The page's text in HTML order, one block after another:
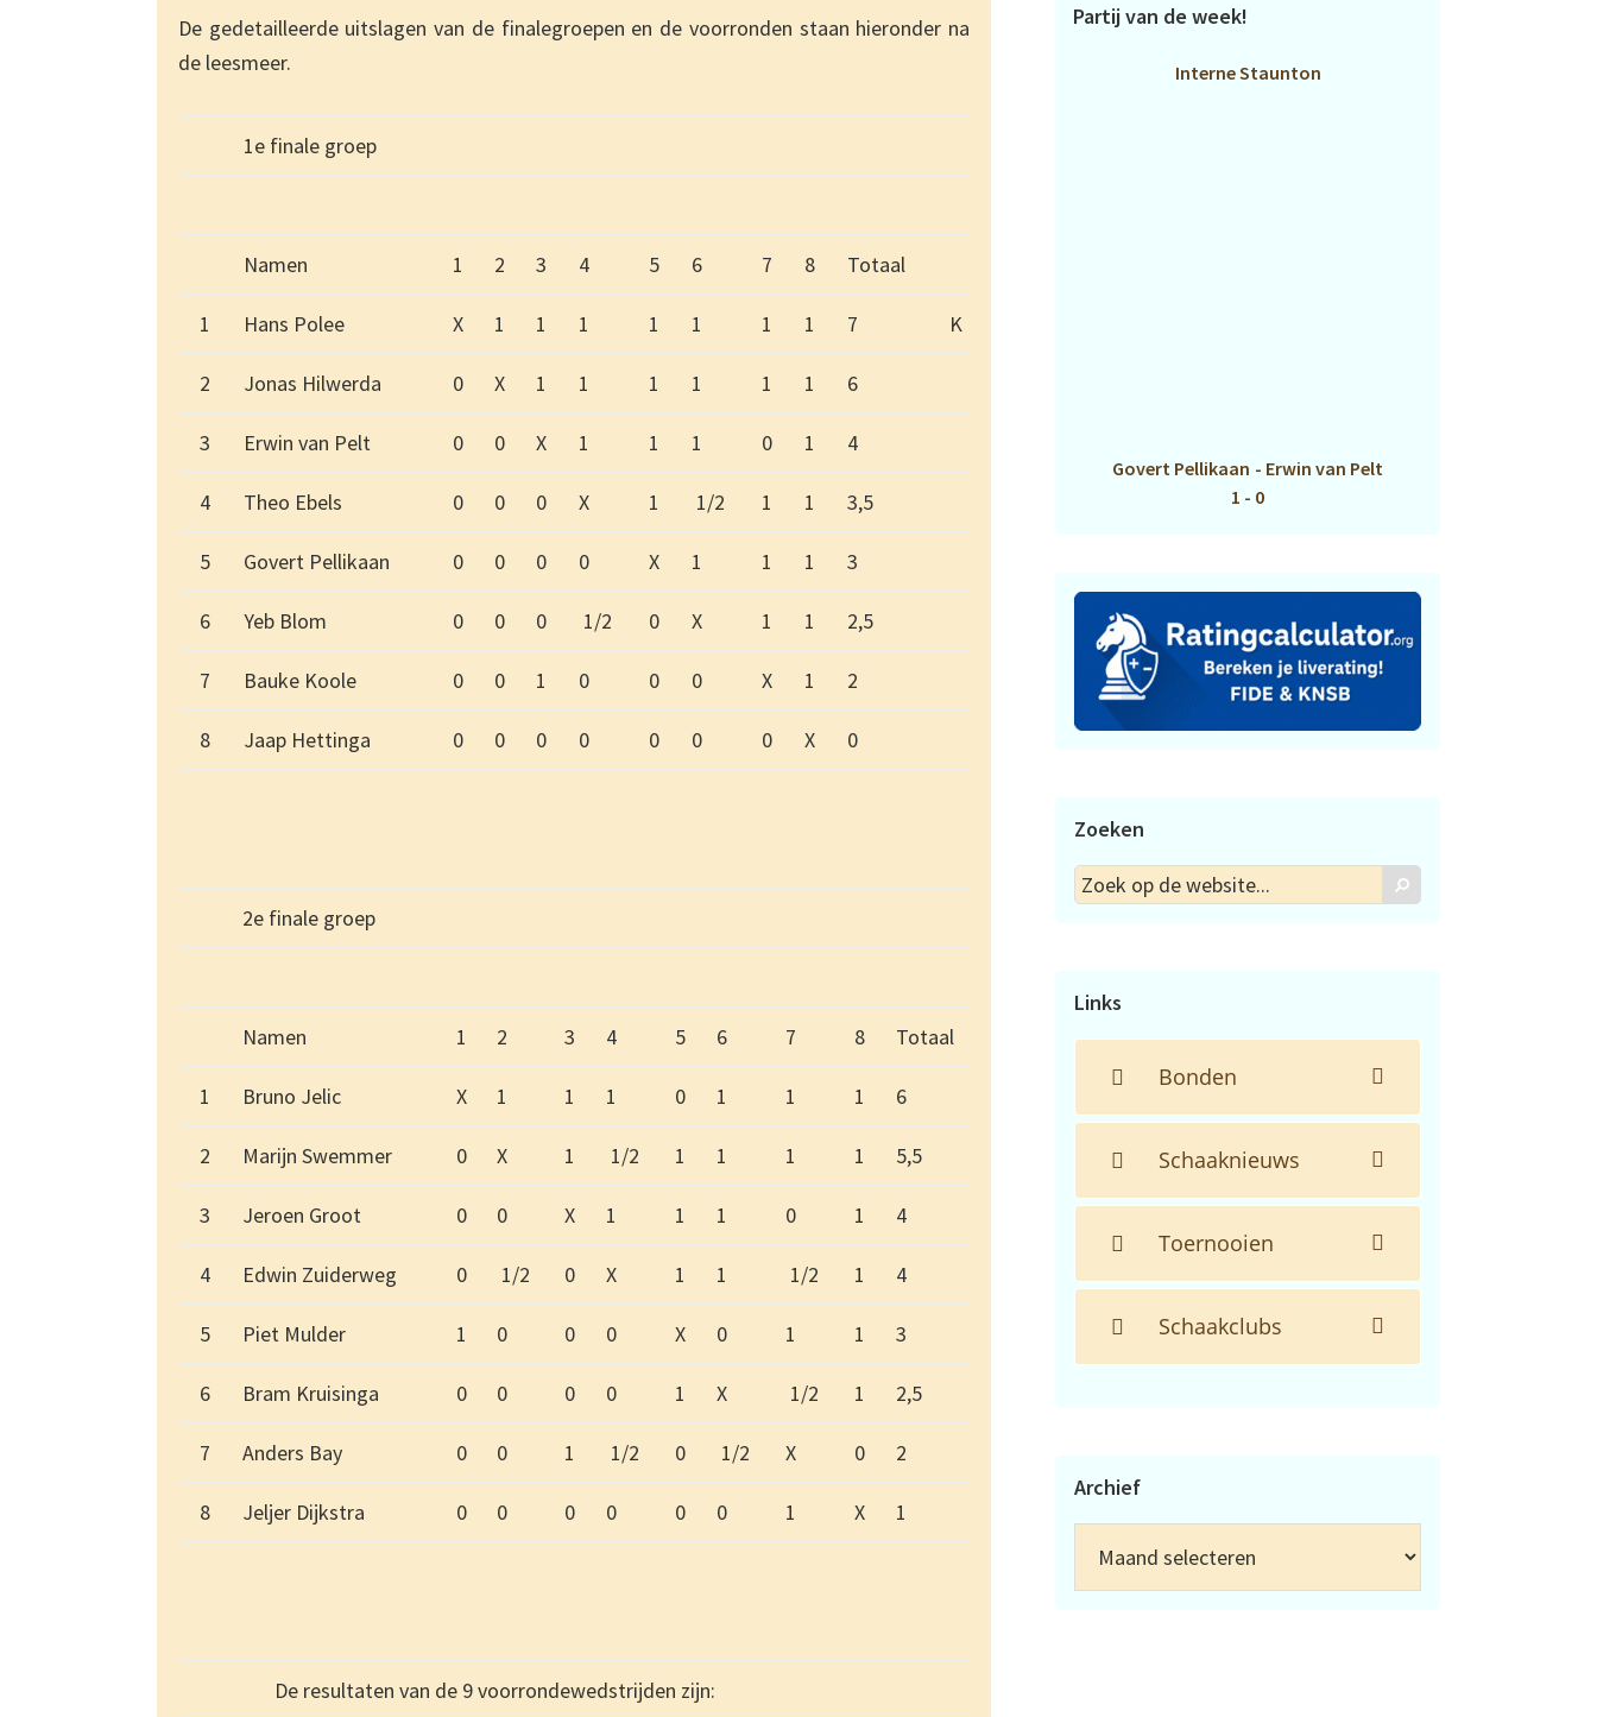
De gedetailleerde uitslagen van de finalegroepen en de voorronden staan hieronder na
de leesmeer.
1e finale groep
Namen 1 2 3 4 5 6 7 8 Totaal
1 Hans Polee X 1 1 1 1 1 1 1 7 K
2 Jonas Hilwerda 0 X 1 1 1 1 1 1 6
3 Erwin van Pelt 0 0 X 1 1 1 0 1 4
4 Theo Ebels 0 0 0 X 1 1/2 1 1 3,5
5 Govert Pellikaan 0 0 0 0 X 1 1 1 3
6 Yeb Blom 0 0 0 1/2 0 X 1 1 2,5
7 Bauke Koole 0 0 1 0 0 0 X 1 2
8 Jaap Hettinga 0 0 0 0 0 0 0 X 0
2e finale groep
Namen 1 2 3 4 5 6 7 8 Totaal
1 Bruno Jelic X 1 1 1 0 1 1 1 6
2 Marijn Swemmer 0 X 1 1/2 1 1 1 1 5,5
3 Jeroen Groot 0 0 X 1 1 1 0 1 4
4 Edwin Zuiderweg 0 1/2 0 X 1 1 1/2 1 4
5 Piet Mulder 1 0 0 0 X 0 1 1 3
6 Bram Kruisinga 0 0 0 0 1 X 1/2 1 2,5
7 Anders Bay 0 0 1 1/2 0 1/2 X 0 2
8 Jeljer Dijkstra 0 0 0 0 0 0 1 X 1
De resultaten van de 9 voorrondewedstrijden zijn:
Partij van de week!
Interne Staunton
Govert Pellikaan - Erwin van Pelt
1 - 0
Zoeken
Zoek
op
Zoek
Links
Bonden
Schaaknieuws
Toernooien
Schaakclubs
Archief